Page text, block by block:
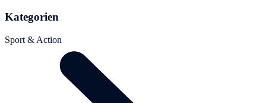
Kategorien
Sport & Action